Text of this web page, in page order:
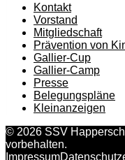
Kontakt
Vorstand
Mitgliedschaft
Prävention von
Gallier-Cup
Gallier-Camp
Presse
Belegungspläne
Kleinanzeigen
© 2026 SSV
vorbehalten.
Impressum